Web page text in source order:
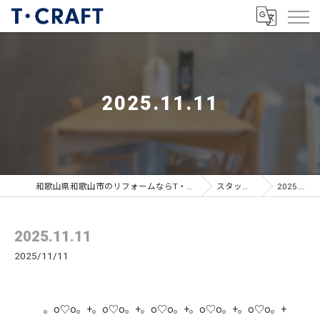
2025.11.11
和歌山県和歌山市のリフォームならT・CRAFTヤマトシ株式会社 スタッフブログ 2025.11.11
2025.11.11
2025/11/11
。o♡o。+。o♡o。+。o♡o。+。o♡o。+。o♡o。+